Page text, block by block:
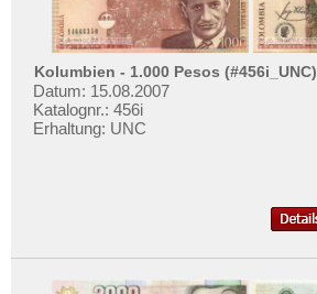
Trinidad und Tobago
Uruguay
USA
Venezuela
Kolumbien - 1.000 Pesos (#456i_UNC)
Datum: 15.08.2007
Katalognr.: 456i
Erhaltung: UNC